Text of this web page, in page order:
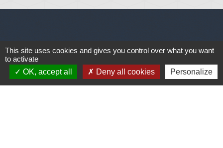
Liens
Météo
This site uses cookies and gives you control over what you want
to activate
OK, accept all
Deny all cookies Personalize